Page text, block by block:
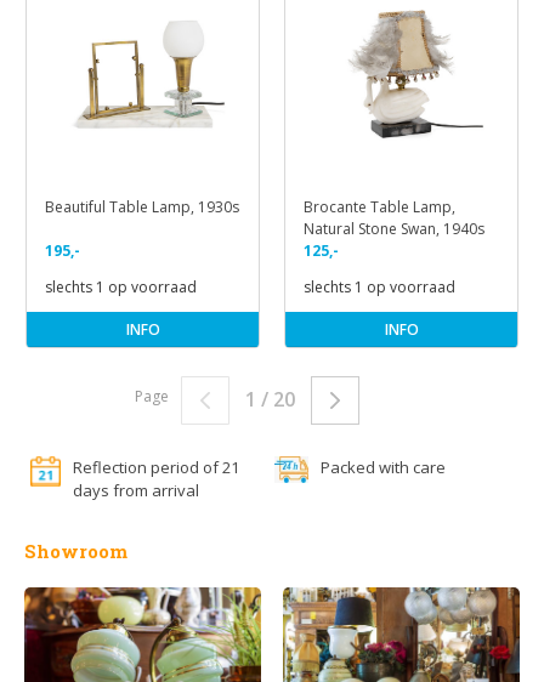
Beautiful Table Lamp, 1930s
195,-
slechts 1 op voorraad
INFO
Brocante Table Lamp,
Natural Stone Swan, 1940s
125,-
slechts 1 op voorraad
INFO
1 / 20
Page
Reflection period of 21
days from arrival
Packed with care
Showroom